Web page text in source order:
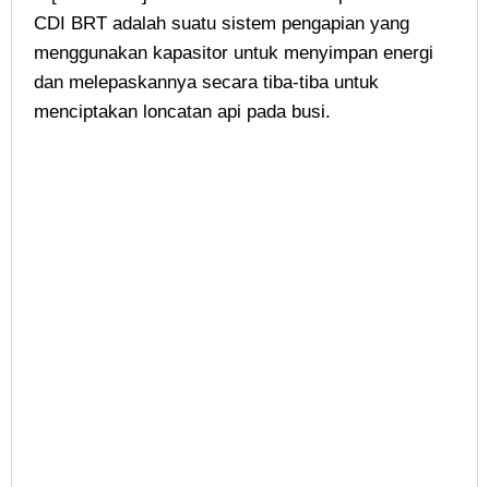
CDI BRT adalah suatu sistem pengapian yang
menggunakan kapasitor untuk menyimpan energi
dan melepaskannya secara tiba-tiba untuk
menciptakan loncatan api pada busi.